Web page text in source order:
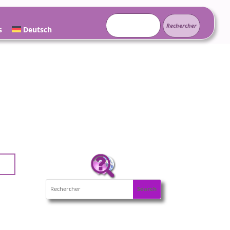
Deutsch
Rechercher :